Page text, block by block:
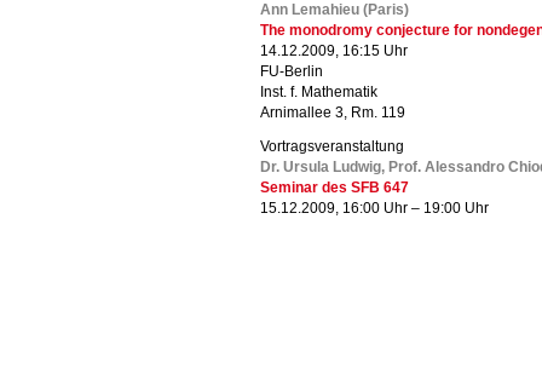
Ann Lemahieu (Paris)
The monodromy conjecture for
14.12.2009, 16:15 Uhr
FU-Berlin
Inst. f. Mathematik
Arnimallee 3, Rm. 119
Vortragsveranstaltung
Dr. Ursula Ludwig, Prof. Alessandro
Seminar des SFB 647
15.12.2009, 16:00 Uhr – 19:00 Uhr